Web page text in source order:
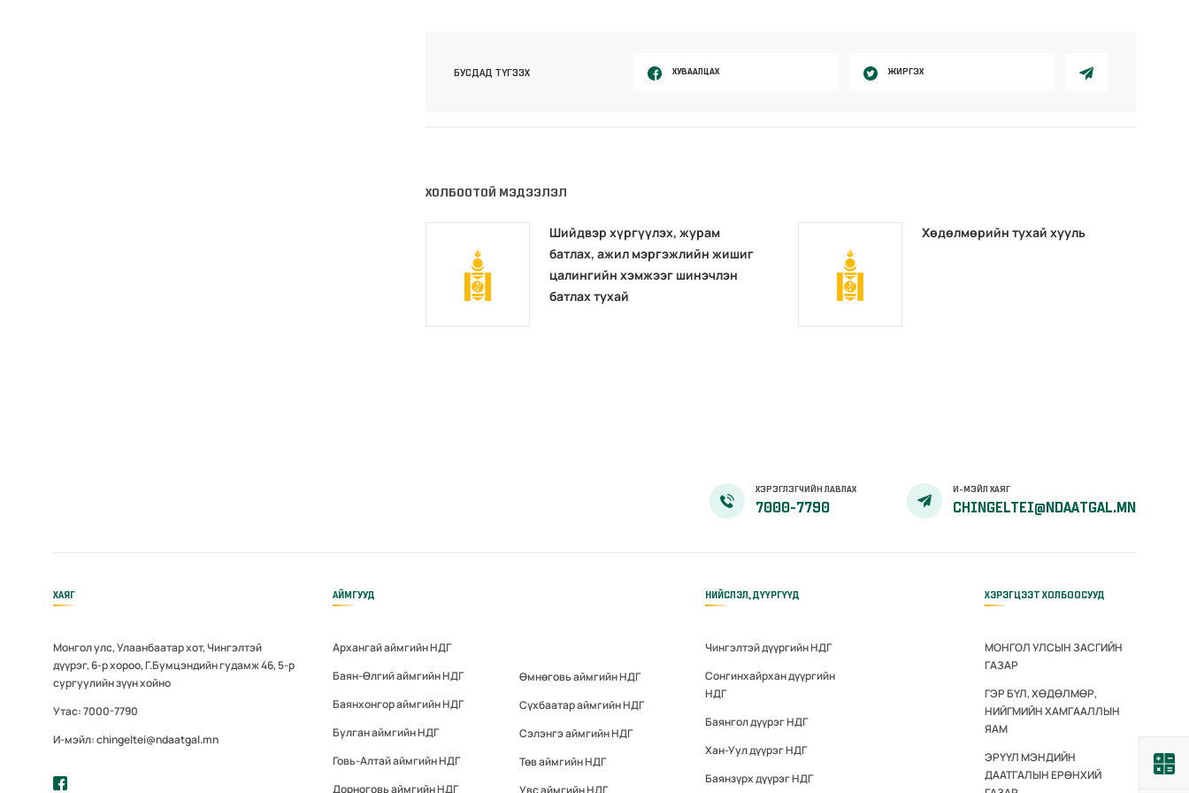
БУСДАД ТҮГЭЭХ ХУВААЛЦАХ ЖИРГЭХ
ХОЛБООТОЙ МЭДЭЭЛЭЛ
Шийдвэр хүргүүлэх, журам
батлах, ажил мэргэжлийн жишиг
цалингийн хэмжээг шинэчлэн
батлах тухай
Хөдөлмөрийн тухай хууль
ХЭРЭГЛЭГЧИЙН ЛАВЛАХ
7000-7790
И-МЭЙЛ ХАЯГ
CHINGELTEI@NDAATGAL.MN
ХАЯГ
Монгол улс, Улаанбаатар хот, Чингэлтэй
дүүрэг, 6-р хороо, Г.Бумцэндийн гудамж 46, 5-р
сургуулийн зүүн хойно
Утас: 7000-7790
И-мэйл: chingeltei@ndaatgal.mn
АЙМГУУД
Архангай аймгийн НДГ
Баян-Өлгий аймгийн НДГ
Баянхонгор аймгийн НДГ
Булган аймгийн НДГ
Говь-Алтай аймгийн НДГ
Дорноговь аймгийн НДГ
Өмнөговь аймгийн НДГ
Сүхбаатар аймгийн НДГ
Сэлэнгэ аймгийн НДГ
Төв аймгийн НДГ
Увс аймгийн НДГ
НИЙСЛЭЛ, ДҮҮРГҮҮД
Чингэлтэй дүүргийн НДГ
Сонгинхайрхан дүүргийн
НДГ
Баянгол дүүрэг НДГ
Хан-Уул дүүрэг НДГ
Баянзүрх дүүрэг НДГ
ХЭРЭГЦЭЭТ ХОЛБООСУУД
МОНГОЛ УЛСЫН ЗАСГИЙН
ГАЗАР
ГЭР БҮЛ, ХӨДӨЛМӨР,
НИЙГМИЙН ХАМГААЛЛЫН
ЯАМ
ЭРҮҮЛ МЭНДИЙН
ДААТГАЛЫН ЕРӨНХИЙ